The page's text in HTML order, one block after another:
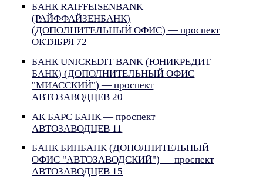
БАНК RAIFFEISENBANK
(РАЙФФАЙЗЕНБАНК)
(ДОПОЛНИТЕЛЬНЫЙ ОФИС) — проспект
ОКТЯБРЯ 72
БАНК UNICREDIT BANK (ЮНИКРЕДИТ
БАНК) (ДОПОЛНИТЕЛЬНЫЙ ОФИС
"МИАССКИЙ") — проспект
АВТОЗАВОДЦЕВ 20
АК БАРС БАНК — проспект
АВТОЗАВОДЦЕВ 11
БАНК БИНБАНК (ДОПОЛНИТЕЛЬНЫЙ
ОФИС "АВТОЗАВОДСКИЙ") — проспект
АВТОЗАВОДЦЕВ 15